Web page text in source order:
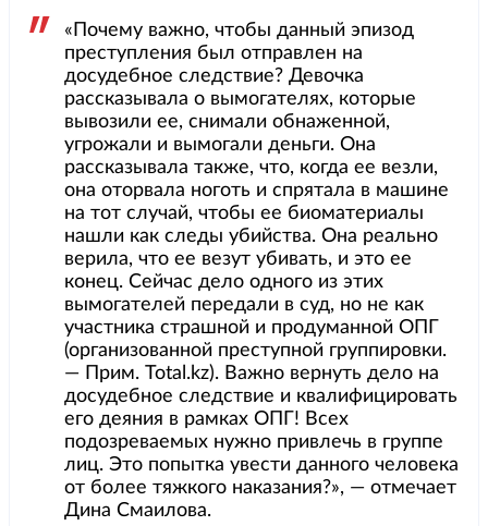
«Почему важно, чтобы данный эпизод
преступления был отправлен на
досудебное следствие? Девочка
рассказывала о вымогателях, которые
вывозили ее, снимали обнаженной,
угрожали и вымогали деньги. Она
рассказывала также, что, когда ее везли,
она оторвала ноготь и спрятала в машине
на тот случай, чтобы ее биоматериалы
нашли как следы убийства. Она реально
верила, что ее везут убивать, и это ее
конец. Сейчас дело одного из этих
вымогателей передали в суд, но не как
участника страшной и продуманной ОПГ
(организованной преступной группировки.
— Прим. Total.kz). Важно вернуть дело на
досудебное следствие и квалифицировать
его деяния в рамках ОПГ! Всех
подозреваемых нужно привлечь в группе
лиц. Это попытка увести данного человека
от более тяжкого наказания?», — отмечает
Дина Смаилова.